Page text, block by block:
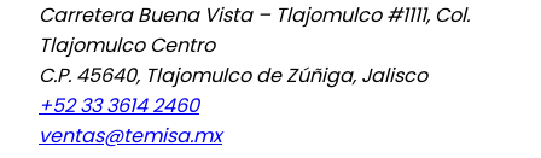
Carretera Buena Vista – Tlajomulco #1111, Col.
Tlajomulco Centro
C.P. 45640, Tlajomulco de Zúñiga, Jalisco
+52 33 3614 2460
ventas@temisa.mx